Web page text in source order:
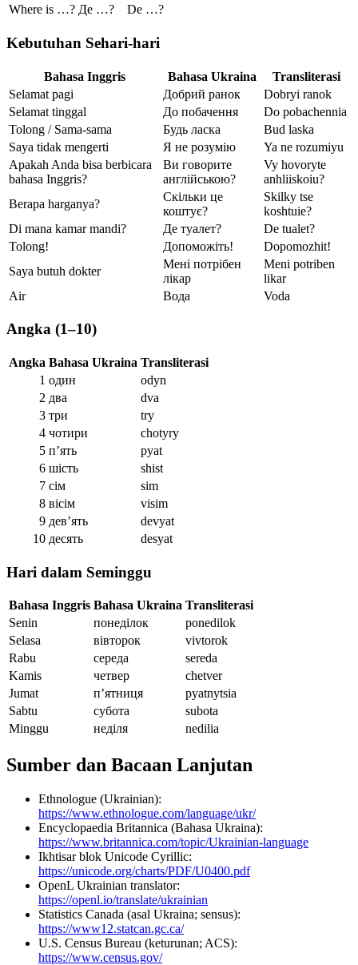
Where is …? Де …? De …?
Kebutuhan Sehari-hari
Bahasa Inggris Bahasa Ukraina
Transliterasi
Selamat pagi
Добрий ранок
Dobryi ranok
Selamat tinggal
До побачення
Do pobachennia
Tolong / Sama-sama
Будь ласка
Bud laska
Saya tidak mengerti
Я не розумію
Ya ne rozumiyu
Apakah Anda bisa berbicara
bahasa Inggris?
Ви говорите
англійською?
Vy hovoryte
anhliiskoiu?
Berapa harganya?
Скільки це
коштує?
Skilky tse
koshtuie?
Di mana kamar mandi?
Де туалет?
De tualet?
Tolong!
Допоможіть!
Dopomozhit!
Saya butuh dokter
Мені потрібен
лікар
Meni potriben
likar
Air
Вода Voda
Angka (1–10)
Angka Bahasa Ukraina Transliterasi
1 один
odyn
2 два
dva
3 три
try
4 чотири
chotyry
5 п’ять
pyat
6 шість
shist
7 сім
sim
8 вісім
visim
9 дев’ять
devyat
10 десять desyat
Hari dalam Seminggu
Bahasa Inggris Bahasa Ukraina Transliterasi
Senin
понеділок
ponedilok
Selasa
вівторок
vivtorok
Rabu
середа
sereda
Kamis
четвер
chetver
Jumat
п’ятниця
pyatnytsia
Sabtu
субота
subota
Minggu
неділя nedilia
Sumber dan Bacaan Lanjutan
Ethnologue (Ukrainian):
https://www.ethnologue.com/language/ukr/
Encyclopaedia Britannica (Bahasa Ukraina):
https://www.britannica.com/topic/Ukrainian-language
Ikhtisar blok Unicode Cyrillic:
https://unicode.org/charts/PDF/U0400.pdf
OpenL Ukrainian translator:
https://openl.io/translate/ukrainian
Statistics Canada (asal Ukraina; sensus):
https://www12.statcan.gc.ca/
U.S. Census Bureau (keturunan; ACS):
https://www.census.gov/